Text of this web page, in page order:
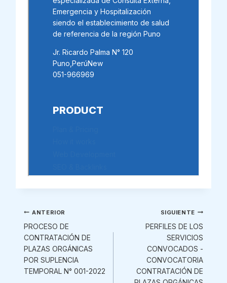
Navegación
de
entradas
ANTERIOR
PROCESO DE
CONTRATACIÓN DE
PLAZAS ORGÁNICAS
POR SUPLENCIA
TEMPORAL N° 001-2022
SIGUIENTE
PERFILES DE LOS
SERVICIOS
CONVOCADOS -
CONVOCATORIA
CONTRATACIÓN DE